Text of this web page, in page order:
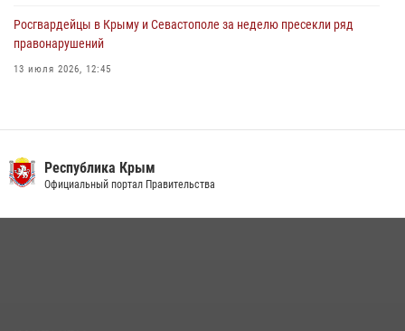
Росгвардейцы в Крыму и Севастополе за неделю пресекли ряд
правонарушений
13 июля 2026, 12:45
В Ялте росгвардейцы задержали подозреваемого в краже
В крымской столице росгвардейцы задержали подозреваемую в
Республика Крым
Официальный портал Правительства